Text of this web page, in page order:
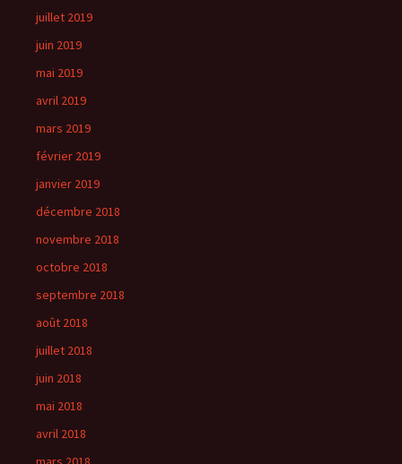
juillet 2019
juin 2019
mai 2019
avril 2019
mars 2019
février 2019
janvier 2019
décembre 2018
novembre 2018
octobre 2018
septembre 2018
août 2018
juillet 2018
juin 2018
mai 2018
avril 2018